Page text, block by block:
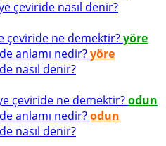
çeviride nasıl denir?
çeviride ne demektir?yöre
anlamı nedir?yöre
nasıl denir?
çeviride ne demektir?odun
anlamı nedir?odun
nasıl denir?